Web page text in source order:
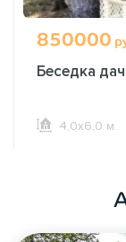
850000
Беседка
4,0х6,0 м.